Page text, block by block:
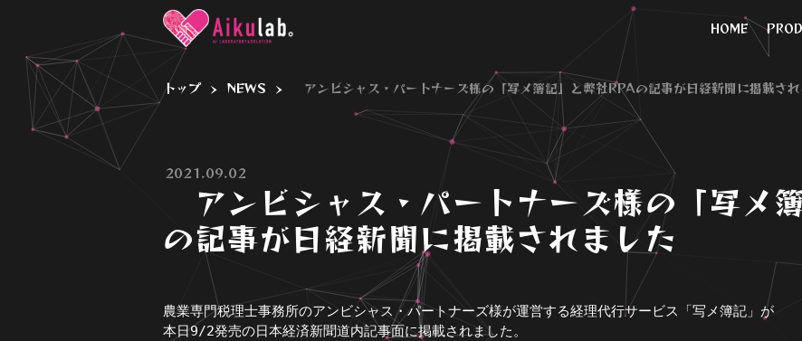
HOME
トップ > NEWS > アンビシャス・パートナーズ様の「写メ簿記」と弊社RPAの記事が日経新聞に掲載さ
2021.09.02
アンビシャス・パートナーズ様の「写メ
の記事が日経新聞に掲載されました
農業専門税理士事務所のアンビシャス・パートナーズ様が運営する経理代行サービス「写メ簿記」が